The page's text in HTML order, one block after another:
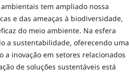
tem ampliado nossa
e das ameaças à biodiversidade,
do meio ambiente. Na esfera
a sustentabilidade, oferecendo uma
inovação em setores relacionados
de soluções sustentáveis está